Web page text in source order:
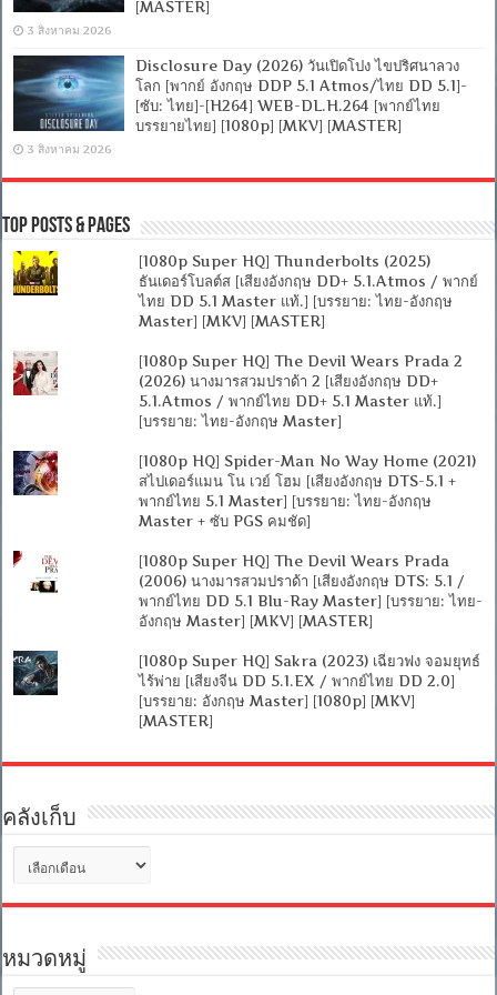
[MASTER]
3 สิงหาคม 2026
Disclosure Day (2026) วันเปิดโปง ไขปริศนาลวง
โลก [พากย์ อังกฤษ DDP 5.1 Atmos/ไทย DD 5.1]-
[ซับ: ไทย]-[H264] WEB-DL.H.264 [พากย์ไทย
บรรยายไทย] [1080p] [MKV] [MASTER]
3 สิงหาคม 2026
Top Posts & Pages
[1080p Super HQ] Thunderbolts (2025)
ธันเดอร์โบลต์ส [เสียงอังกฤษ DD+ 5.1.Atmos / พากย์
ไทย DD 5.1 Master แท้.] [บรรยาย: ไทย-อังกฤษ
Master] [MKV] [MASTER]
[1080p Super HQ] The Devil Wears Prada 2
(2026) นางมารสวมปราด้า 2 [เสียงอังกฤษ DD+
5.1.Atmos / พากย์ไทย DD+ 5.1 Master แท้.]
[บรรยาย: ไทย-อังกฤษ Master]
[1080p HQ] Spider-Man No Way Home (2021)
สไปเดอร์แมน โน เวย์ โฮม [เสียงอังกฤษ DTS-5.1 +
พากย์ไทย 5.1 Master] [บรรยาย: ไทย-อังกฤษ
Master + ซับ PGS คมชัด]
[1080p Super HQ] The Devil Wears Prada
(2006) นางมารสวมปราด้า [เสียงอังกฤษ DTS: 5.1 /
พากย์ไทย DD 5.1 Blu-Ray Master] [บรรยาย: ไทย-
อังกฤษ Master] [MKV] [MASTER]
[1080p Super HQ] Sakra (2023) เฉียวฟง จอมยุทธ์
ไร้พ่าย [เสียงจีน DD 5.1.EX / พากย์ไทย DD 2.0]
[บรรยาย: อังกฤษ Master] [1080p] [MKV]
[MASTER]
คลังเก็บ
เก็บ
หมวดหมู่